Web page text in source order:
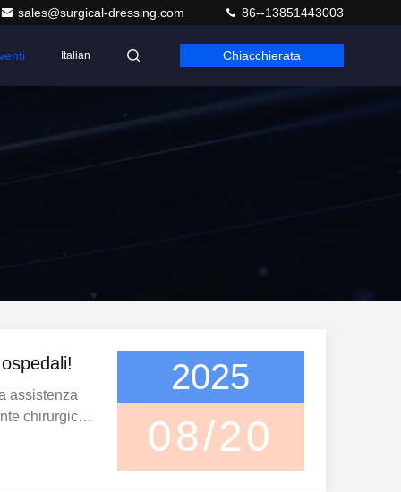
sales@surgical-dressing.com 86--13851443003
Italian Chiacchierata
assistenza
chirurgico
2025
08/20